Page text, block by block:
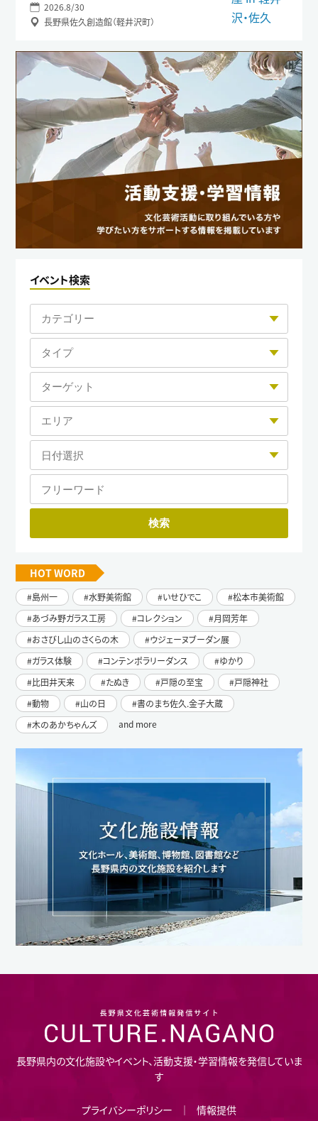
2026.8/30
長野県佐久創造館（軽井沢町）
イベント検索
HOT WORD
島州一 水野美術館 いせひでこ
松本市美術館
あづみ野ガラス工房
コレクション
月岡芳年
おさびし山のさくらの木
ウジェーヌブーダン展
ガラス体験
コンテンポラリーダンス
ゆかり
比田井天来
たぬき 戸隠の至宝
戸隠神社
動物
山の日
書のまち佐久.金子大蔵
木のあかちゃんズ
and more
長野県内の文化施設やイベント、活動支援・学習情報を発信していま
す
プライバシーポリシー 情報提供